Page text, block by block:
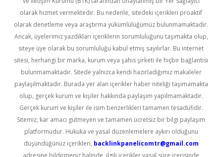
olarak hizmet vermektedir. Bu nedenle, sitedeki içerikleri proaktif
olarak denetleme veya araştırma yükümlülüğümüz bulunmamaktadır.
Ancak, üyelerimiz yazdıkları içeriklerin sorumluluğunu taşımakta olup,
siteye üye olarak bu sorumluluğu kabul etmiş sayılırlar. Bu internet
sitesi, herhangi bir marka, kurum veya şahıs şirketi ile hiçbir bağlantısı
bulunmamaktadır. Sitede yalnızca kendi hazırladığımız makaleler
paylaşılmaktadır. Burada yer alan içerikler haber niteliği taşımamakta
olup, gerçek kurum ve kişiler hakkında paylaşım yapılmamaktadır.
Gerçek kurum ve kişiler ile isim benzerlikleri tamamen tesadüfidir.
Sitemiz, kar amacı gütmeyen ve tamamen ücretsiz bir bilgi paylaşım
platformudur. Hukuka ve yasal düzenlemelere aykırı olduğunu
düşündüğünüz içerikleri, backlinkpanelicomtr@gmail.com
adresine bildirmeniz halinde, ilgili içerikler yasal süre içerisinde